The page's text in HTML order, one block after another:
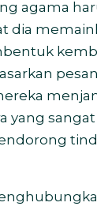
agama
dia
yang